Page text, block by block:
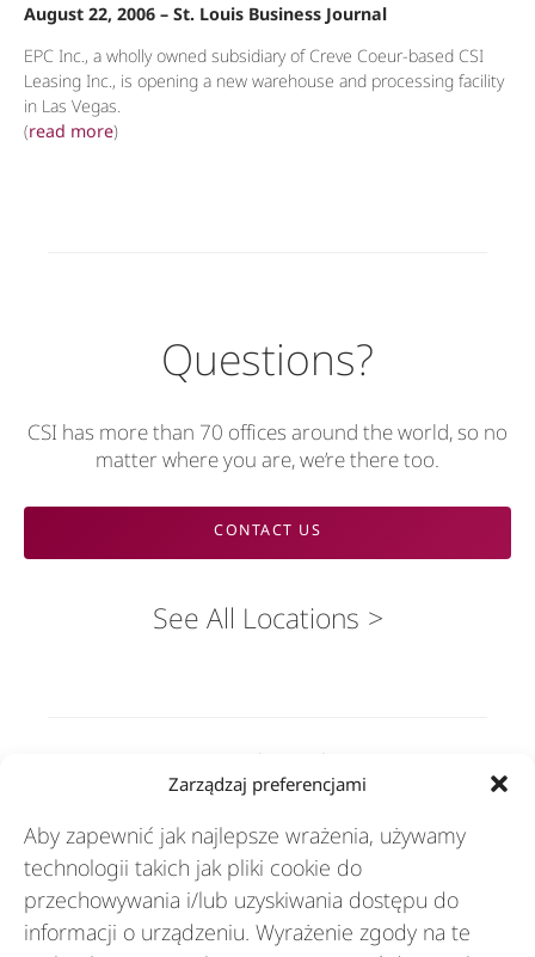
Zarządzaj preferencjami
Aby zapewnić jak najlepsze wrażenia, używamy
technologii takich jak pliki cookie do
przechowywania i/lub uzyskiwania dostępu do
informacji o urządzeniu. Wyrażenie zgody na te
August 22, 2006 – St. Louis Business Journal
EPC Inc., a wholly owned subsidiary of Creve Coeur-based CSI
Leasing Inc., is opening a new warehouse and processing facility
in Las Vegas.
(read more)
Questions?
CSI has more than 70 offices around the world, so no
matter where you are, we’re there too.
CONTACT US
See All Locations
Rozwiązania
Branże
Zasoby